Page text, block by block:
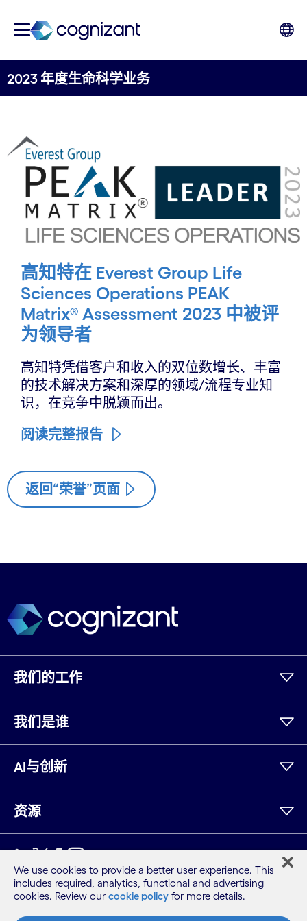
2023 年度生命科学业务
高知特在 Everest Group Life
Sciences Operations PEAK
Matrix® Assessment 2023 中被评
为领导者
高知特凭借客户和收入的双位数增长、丰富
的技术解决方案和深厚的领域/流程专业知
识，在竞争中脱颖而出。
阅读完整报告
返回“荣誉”页面
我们的工作
我们是谁
AI与创新
资源
领英Twitter
Facebook
Instagram
YouTube
网站地图
条款
隐私保密声明
We use cookies to provide a better user experience. This
includes required, analytics, functional and advertising
cookies. Review our cookie policy for more details.